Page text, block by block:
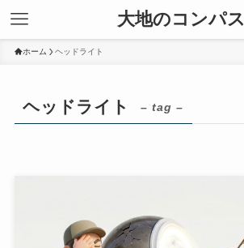
大地のコンパス
ホーム ヘッドライト
ヘッドライト – tag –